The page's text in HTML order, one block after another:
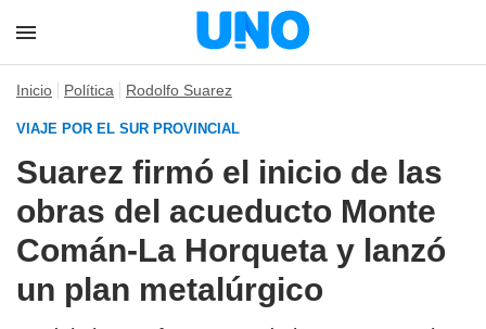
Inicio Política Rodolfo Suarez
VIAJE POR EL SUR PROVINCIAL
Suarez firmó el inicio de las
obras del acueducto Monte
Comán-La Horqueta y lanzó
un plan metalúrgico